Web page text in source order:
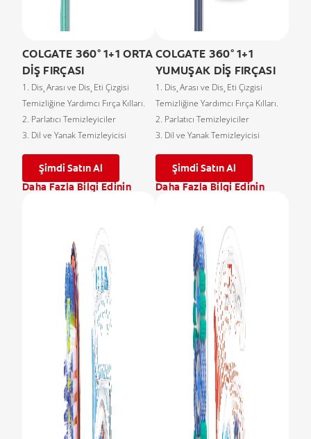
COLGATE 360° 1+1 ORTA
DİŞ FIRÇASI
1. Dis¸ Arası ve Dis¸ Eti Çizgisi
Temizliğine Yardımcı Fırça Kılları.
2. Parlatıcı Temizleyiciler
3. Dil ve Yanak Temizleyicisi
Şimdi Satın Al
Daha Fazla Bilgi Edinin
COLGATE 360° 1+1
YUMUŞAK DİŞ FIRÇASI
1. Dis¸ Arası ve Dis¸ Eti Çizgisi
Temizliğine Yardımcı Fırça Kılları.
2. Parlatıcı Temizleyiciler
3. Dil ve Yanak Temizleyicisi
Şimdi Satın Al
Daha Fazla Bilgi Edinin